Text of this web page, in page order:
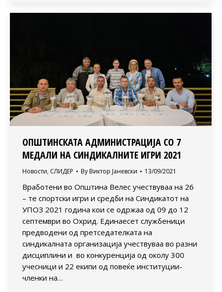
ОПШТИНСКАТА АДМИНИСТРАЦИЈА СО 7
МЕДАЛИ НА СИНДИКАЛНИТЕ ИГРИ 2021
Новости, СЛИДЕР By Виктор Јаневски 13/09/2021
Вработени во Општина Велес учествуваа на 26
– те спортски игри и средби на Синдикатот на
УПОЗ 2021 година кои се одржаа од 09 до 12
септември во Охрид. Единаесет службеници
предводени од претседателката на
синдикалната организација учествуваа во разни
дисциплини и во конкуренција од околу 300
учесници и 22 екипи од повеќе институции-
членки на…